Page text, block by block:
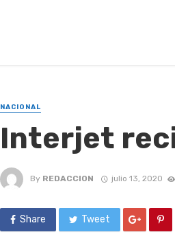
NACIONAL
Interjet
By REDACCION julio 13, 2020
Share Tweet